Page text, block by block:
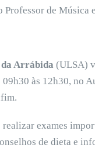
de Música
da Arrábida (ULSA)
às 12h30, no
exames
de dieta e